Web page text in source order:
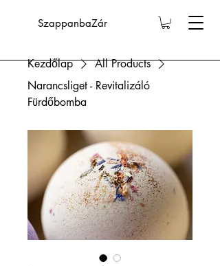
SzappanbaZár
Kezdőlap
All Products
Narancsliget - Revitalizáló
Fürdőbomba